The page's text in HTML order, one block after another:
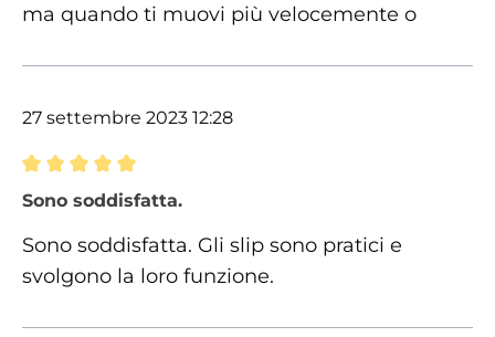
ma quando ti muovi più velocemente o
27 settembre 2023 12:28
Recensione con valutazione di 5 su 5 stelle
Sono soddisfatta.
Sono soddisfatta. Gli slip sono pratici e
svolgono la loro funzione.